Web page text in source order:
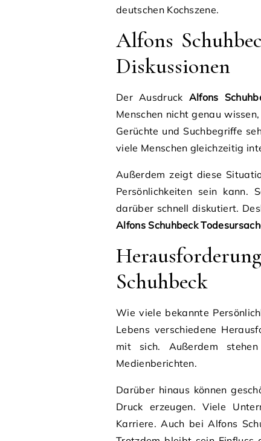
deutschen Kochszene.
Alfons
Diskussionen
Der Ausdruck Alfons
Menschen nicht genau
Gerüchte und Suchbegriffe
viele Menschen gleichzeitig
Außerdem zeigt diese
Persönlichkeiten sein
darüber schnell diskutiert.
Alfons Schuhbeck
Schuhbeck
Wie viele bekannte
Lebens verschiedene
mit sich. Außerdem
Medienberichten.
Darüber hinaus können
Druck erzeugen. Viele
Karriere. Auch bei Alfons